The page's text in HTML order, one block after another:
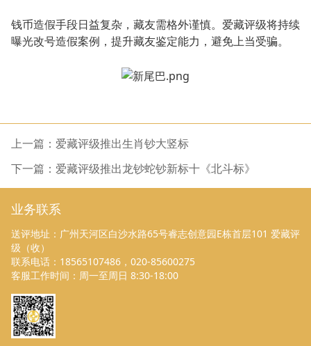
钱币造假手段日益复杂，藏友需格外谨慎。爱藏评级将持续
曝光改号造假案例，提升藏友鉴定能力，避免上当受骗。
上一篇：爱藏评级推出生肖钞大竖标
下一篇：爱藏评级推出龙钞蛇钞新标十《北斗标》
业务联系
送评地址：广州天河区白沙水路65号睿志创意园E栋首层101 爱藏评
级（收）
联系电话：18565107486，020-85600275
客服工作时间：周一至周日 8:30-18:00